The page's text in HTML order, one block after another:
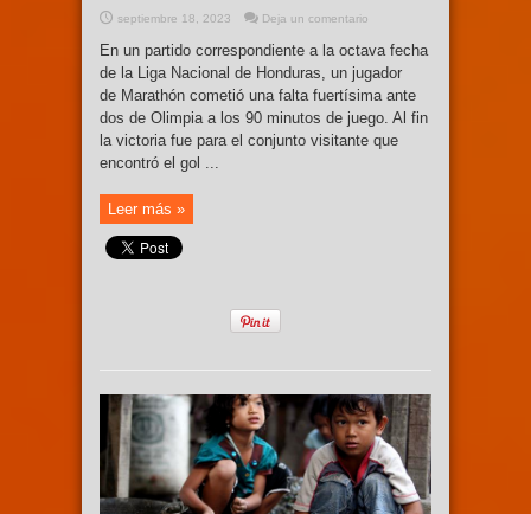
septiembre 18, 2023 Deja un comentario
En un partido correspondiente a la octava fecha
de la Liga Nacional de Honduras, un jugador
de Marathón cometió una falta fuertísima ante
dos de Olimpia a los 90 minutos de juego. Al fin
la victoria fue para el conjunto visitante que
encontró el gol ...
Leer más »